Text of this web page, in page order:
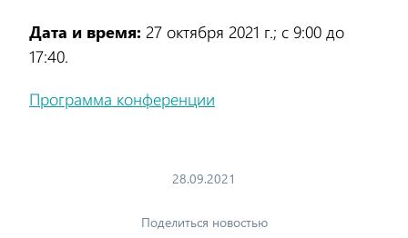
Дата и время: 27 октября 2021 г.; с 9:00 до
17:40.
Программа конференции
Поделиться новостью
28.09.2021